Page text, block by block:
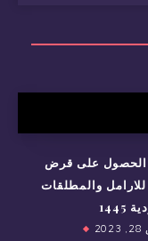
الحصول على قرض
للارامل والمطلقات